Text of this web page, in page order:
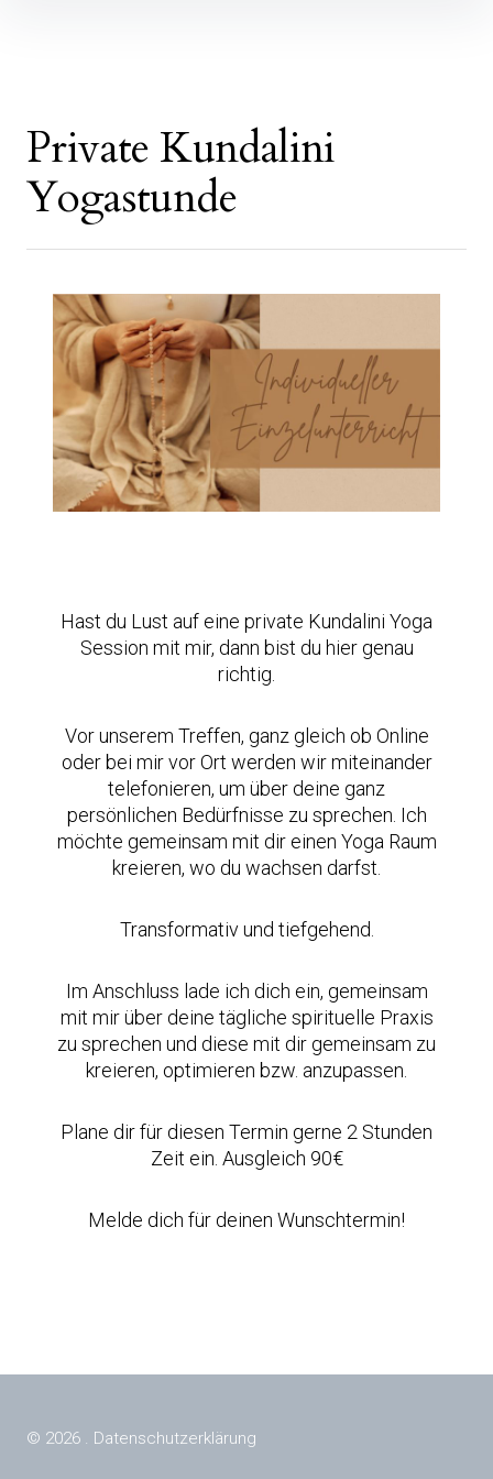
Private Kundalini
Yogastunde
Hast du Lust auf eine private Kundalini Yoga
Session mit mir, dann bist du hier genau
richtig.
Vor unserem Treffen, ganz gleich ob Online
oder bei mir vor Ort werden wir miteinander
telefonieren, um über deine ganz
persönlichen Bedürfnisse zu sprechen. Ich
möchte gemeinsam mit dir einen Yoga Raum
kreieren, wo du wachsen darfst.
Transformativ und tiefgehend.
Im Anschluss lade ich dich ein, gemeinsam
mit mir über deine tägliche spirituelle Praxis
zu sprechen und diese mit dir gemeinsam zu
kreieren, optimieren bzw. anzupassen.
Plane dir für diesen Termin gerne 2 Stunden
Zeit ein. Ausgleich 90€
Melde dich für deinen Wunschtermin!
© 2026 . Datenschutzerklärung